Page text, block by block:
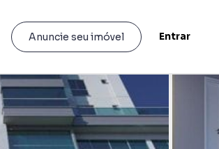
Anuncie seu imóvel Entrar